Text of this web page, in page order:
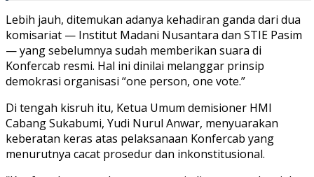
Lebih jauh, ditemukan adanya kehadiran ganda dari dua
komisariat — Institut Madani Nusantara dan STIE Pasim
— yang sebelumnya sudah memberikan suara di
Konfercab resmi. Hal ini dinilai melanggar prinsip
demokrasi organisasi “one person, one vote.”
Di tengah kisruh itu, Ketua Umum demisioner HMI
Cabang Sukabumi, Yudi Nurul Anwar, menyuarakan
keberatan keras atas pelaksanaan Konfercab yang
menurutnya cacat prosedur dan inkonstitusional.